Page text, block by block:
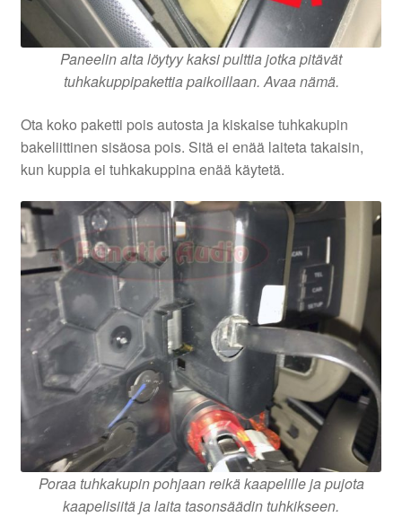
Paneelin alta löytyy kaksi pulttia jotka pitävät
tuhkakuppipakettia paikoillaan. Avaa nämä.
Ota koko paketti pois autosta ja kiskaise tuhkakupin
bakeliittinen sisäosa pois. Sitä ei enää laiteta takaisin,
kun kuppia ei tuhkakuppina enää käytetä.
Poraa tuhkakupin pohjaan reikä kaapelille ja pujota
kaapelisiitä ja laita tasonsäädin tuhkikseen.